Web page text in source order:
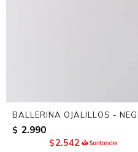
BALLERINA OJALILLOS -
$ 2.990
$2.542